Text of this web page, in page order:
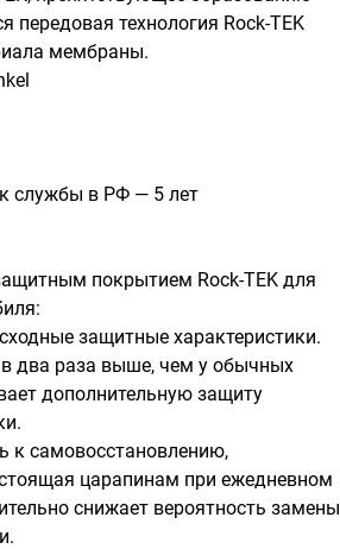
передовая технология Rock-TEK
мембраны.
службы в РФ — 5 лет
покрытием Rock-TEK для
защитные характеристики.
два раза выше, чем у обычных
дополнительную защиту
к самовосстановлению,
царапинам при ежедневном
снижает вероятность замены